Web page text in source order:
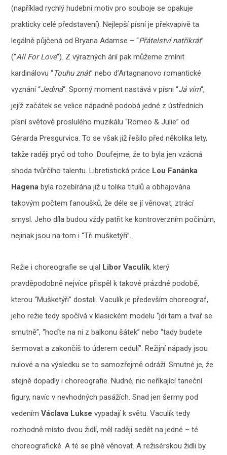
(například rychlý hudební motiv pro souboje se opakuje
prakticky celé představení). Nejlepší písní je překvapivě ta
legálně půjčená od Bryana Adamse – “Přátelství natřikrát”
(“All For Love“). Z výrazných árií pak můžeme zmínit
kardinálovu “Touhu znát” nebo d’Artagnanovo romantické
vyznání “Jediná“. Sporný moment nastává v písni “Já vím“,
jejíž začátek se velice nápadně podobá jedné z ústředních
písní světově proslulého muzikálu “Romeo & Julie” od
Gérarda Presgurvica. To se však již řešilo před několika lety,
takže raději pryč od toho. Doufejme, že to byla jen vzácná
shoda tvůrčího talentu. Libretistická práce Lou Fanánka
Hagena byla rozebírána již u tolika titulů a obhajována
takovým počtem fanoušků, že déle se jí věnovat, ztrácí
smysl. Jeho díla budou vždy patřit ke kontroverzním počinům,
nejinak jsou na tom i “Tři mušketýři”.
Režie i choreografie se ujal Libor Vaculík, který
pravděpodobně nejvíce přispěl k takové prázdné podobě,
kterou “Mušketýři” dostali. Vaculík je především choreograf,
jeho režie tedy spočívá v klasickém modelu “jdi tam a tvař se
smutně”, “hoďte na ni z balkonu šátek” nebo “tady budete
šermovat a zakončíš to úderem cedulí”. Režijní nápady jsou
nulové a na výsledku se to samozřejmě odráží. Smutné je, že
stejně dopadly i choreografie. Nudné, nic neříkající taneční
figury, navíc v nevhodných pasážích. Snad jen šermy pod
vedenímVáclava Luksevypadají k světu. Vaculík tedy
rozhodně místo dvou židlí, měl raději sedět na jedné – té
choreografické. A té se plně věnovat. A režisérskou židli by